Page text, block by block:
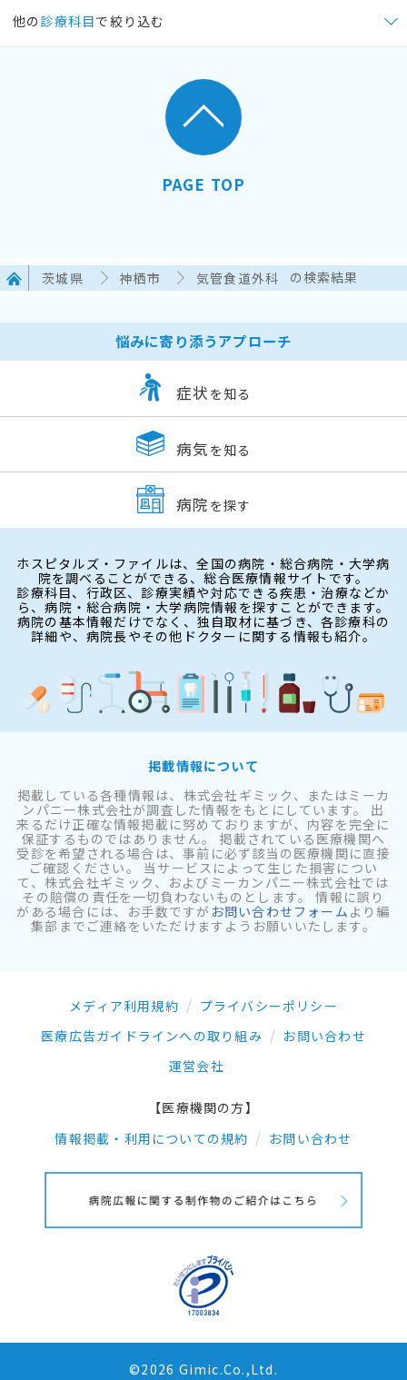
他の 診療科目で絞り込む
PAGE TOP
茨城県 神栖市 気管食道外科 の検索結果
悩みに寄り添うアプローチ
症状 を知る
病気 を知る
病院 を探す
ホスピタルズ・ファイルは、全国の病院・総合病院・大学病
院を調べることができる、総合医療情報サイトです。
診療科目、行政区、診療実績や対応できる疾患・治療などか
ら、病院・総合病院・大学病院情報を探すことができます。
病院の基本情報だけでなく、独自取材に基づき、各診療科の
詳細や、病院長やその他ドクターに関する情報も紹介。
掲載情報について
掲載している各種情報は、株式会社ギミック、またはミーカ
ンパニー株式会社が調査した情報をもとにしています。 出
来るだけ正確な情報掲載に努めておりますが、内容を完全に
保証するものではありません。 掲載されている医療機関へ
受診を希望される場合は、事前に必ず該当の医療機関に直接
ご確認ください。 当サービスによって生じた損害につい
て、株式会社ギミック、およびミーカンパニー株式会社では
その賠償の責任を一切負わないものとします。 情報に誤り
がある場合には、お手数ですが お問い合わせフォーム より編
集部までご連絡をいただけますようお願いいたします。
メディア利用規約
プライバシーポリシー
医療広告ガイドラインへの取り組み
お問い合わせ
運営会社
【医療機関の方】
情報掲載・利用についての規約
お問い合わせ
©2026 Gimic.Co.,Ltd.